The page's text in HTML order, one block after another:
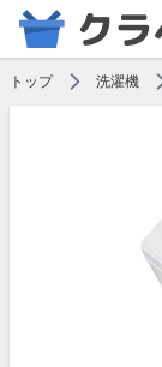
トップ 洗濯機